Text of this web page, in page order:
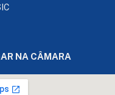
NA CÂMARA